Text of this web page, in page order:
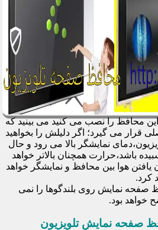
محافظ را نصب می کنید می بینید که
قرار می گیرد؛ اگر دلیلش را بخواهید
نمایشگر بالا می رود و حال
باشد،حرارت همچنان بالاتر خواهد
یافتن هوا بین محافظ و نمایشگر خواهد
کرد.
صفحه نمایش روی بلندگوها را نمی
خواهد بود.
صفحه نمایش تلویزیون